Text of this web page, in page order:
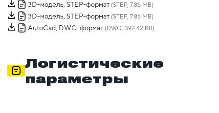
3D-модель, STEP-формат (STEP, 7.86 MB)
3D-модель, STEP-формат (STEP, 7.86 MB)
AutoCad, DWG-формат (DWG, 392.42 KB)
Логистические
параметры